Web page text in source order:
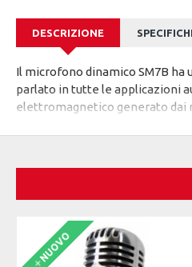
DESCRIZIONE
Il microfono dinamico SM7B ha
parlato in tutte le applicazioni
elettromagnetico generato dai
Output Level (Tensione a
Alloggiamento: Acciaio e
Antivento in materiale
Colore: Grigio scuro
NUOVO